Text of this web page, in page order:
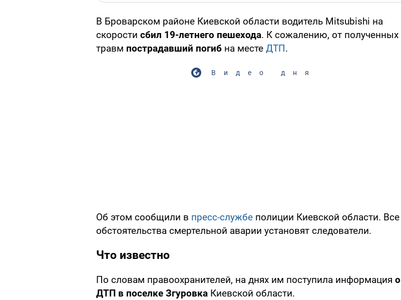
В Броварском районе Киевской области водитель Mitsubishi на
скорости сбил 19-летнего пешехода. К сожалению, от полученных
травм пострадавший погиб на месте ДТП.
Видео дня
Об этом сообщили в пресс-службе полиции Киевской области. Все
обстоятельства смертельной аварии установят следователи.
Что известно
По словам правоохранителей, на днях им поступила информация о
ДТП в поселке Згуровка Киевской области.